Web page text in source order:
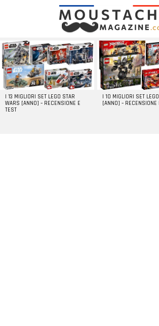
LATEST
STORIES
I 13 MIGLIORI SET LEGO STAR
WARS [ANNO] – RECENSIONE E
TEST
I 10 MIGLIORI SET
[ANNO] – RECENSIONE